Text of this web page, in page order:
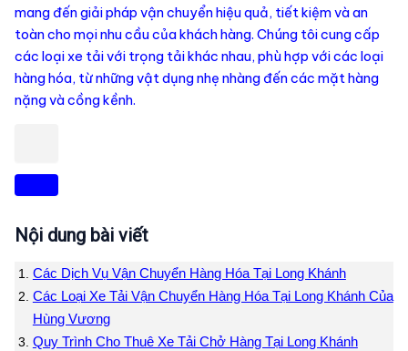
mang đến giải pháp vận chuyển hiệu quả, tiết kiệm và an
toàn cho mọi nhu cầu của khách hàng. Chúng tôi cung cấp
các loại xe tải với trọng tải khác nhau, phù hợp với các loại
hàng hóa, từ những vật dụng nhẹ nhàng đến các mặt hàng
nặng và cồng kềnh.
Nội dung bài viết
Các Dịch Vụ Vận Chuyển Hàng Hóa Tại Long Khánh
Các Loại Xe Tải Vận Chuyển Hàng Hóa Tại Long Khánh Của
Hùng Vương
Quy Trình Cho Thuê Xe Tải Chở Hàng Tại Long Khánh